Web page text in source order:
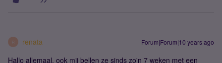
R renata Forum|Forum|10 years ago
Hallo allemaal, ook mij bellen ze sinds zo'n 7 weken met een